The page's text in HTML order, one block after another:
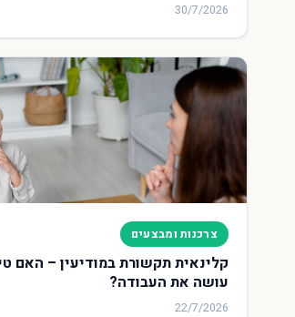
30/7/2026
צרכנות ומבצעים
קלינאית תקשורת במודיעין – האם
עושה את העבודה?
22/7/2026